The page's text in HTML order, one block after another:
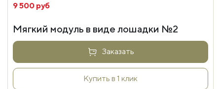
9 500 руб
Мягкий модуль в виде лошадки №2
Заказать
Купить в 1 клик